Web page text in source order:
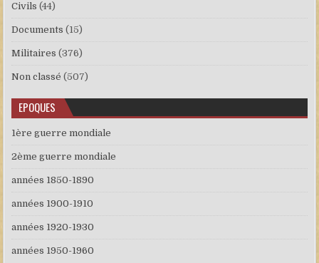
Civils (44)
Documents (15)
Militaires (376)
Non classé (507)
EPOQUES
1ère guerre mondiale
2ème guerre mondiale
années 1850-1890
années 1900-1910
années 1920-1930
années 1950-1960